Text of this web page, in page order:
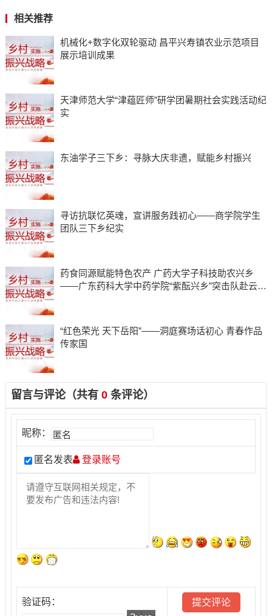
相关推荐
机械化+数字化双轮驱动 昌平兴寿镇农业示范项目
展示培训成果
天津师范大学“津蕴匠师”研学团暑期社会实践活动纪
实
东油学子三下乡：寻脉大庆非遗，赋能乡村振兴
寻访抗联忆英魂，宣讲服务践初心——商学院学生
团队三下乡纪实
药食同源赋能特色农产 广药大学子科技助农兴乡
——广东药科大学中药学院“紫酝兴乡”突击队赴云浮
“红色荣光 天下岳阳”——洞庭赛场话初心 青春作品
传家国
留言与评论（共有 0条评论）
昵称：
匿名发表 登录账号
验证码：